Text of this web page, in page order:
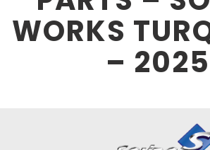
WORKS
– 2025